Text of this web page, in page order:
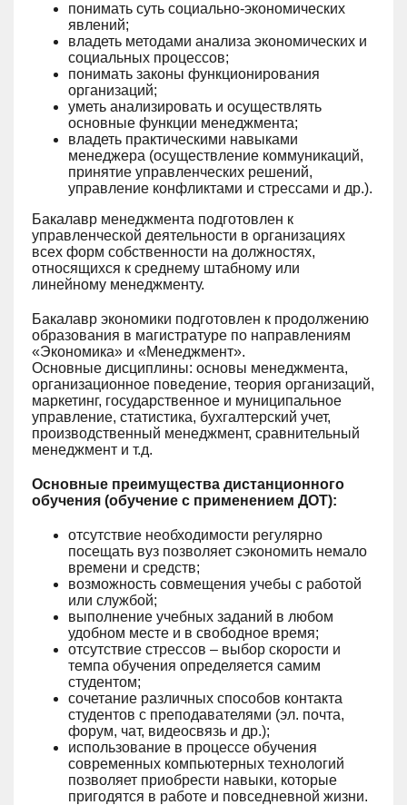
понимать суть социально-экономических
явлений;
владеть методами анализа экономических и
социальных процессов;
понимать законы функционирования
организаций;
уметь анализировать и осуществлять
основные функции менеджмента;
владеть практическими навыками
менеджера (осуществление коммуникаций,
принятие управленческих решений,
управление конфликтами и стрессами и др.).
Бакалавр менеджмента подготовлен к
управленческой деятельности в организациях
всех форм собственности на должностях,
относящихся к среднему штабному или
линейному менеджменту.
Бакалавр экономики подготовлен к продолжению
образования в магистратуре по направлениям
«Экономика» и «Менеджмент».
Основные дисциплины: основы менеджмента,
организационное поведение, теория организаций,
маркетинг, государственное и муниципальное
управление, статистика, бухгалтерский учет,
производственный менеджмент, сравнительный
менеджмент и т.д.
Основные преимущества дистанционного
обучения (обучение с применением ДОТ):
отсутствие необходимости регулярно
посещать вуз позволяет сэкономить немало
времени и средств;
возможность совмещения учебы с работой
или службой;
выполнение учебных заданий в любом
удобном месте и в свободное время;
отсутствие стрессов – выбор скорости и
темпа обучения определяется самим
студентом;
сочетание различных способов контакта
студентов с преподавателями (эл. почта,
форум, чат, видеосвязь и др.);
использование в процессе обучения
современных компьютерных технологий
позволяет приобрести навыки, которые
пригодятся в работе и повседневной жизни.